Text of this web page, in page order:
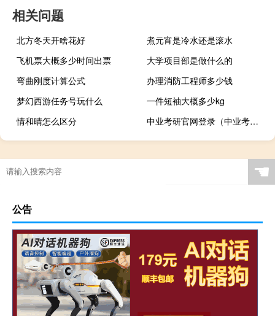
相关问题
北方冬天开啥花好
煮元宵是冷水还是滚水
飞机票大概多少时间出票
大学项目部是做什么的
弯曲刚度计算公式
办理消防工程师多少钱
梦幻西游任务号玩什么
一件短袖大概多少kg
情和晴怎么区分
中业考研官网登录（中业考研网官网）
☚
公告